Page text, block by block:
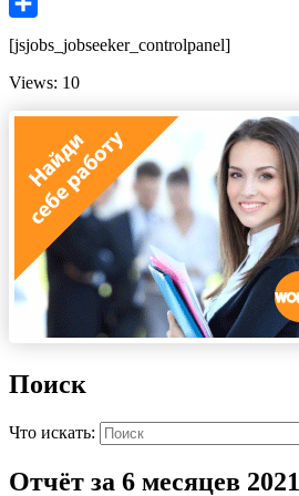
[jsjobs_jobseeker_controlpanel]
Views: 10
Поиск
Что искать:
Отчёт за 6 месяцев 2021